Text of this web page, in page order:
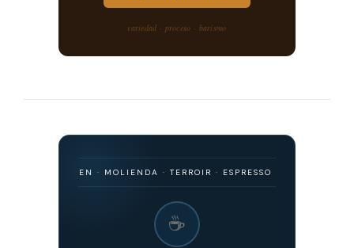
variedad · proceso · barismo
ORIGEN · MOLIENDA · TERROIR · ESPRESSO · FILTRADO ·
☕